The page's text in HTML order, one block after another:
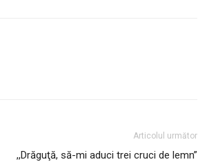
Articolul următor
,,Drăguţă, să-mi aduci trei cruci de lemn”